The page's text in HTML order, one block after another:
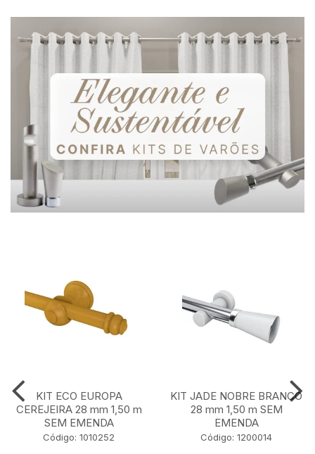
KIT ECO EUROPA
CEREJEIRA 28 mm 1,50 m
SEM EMENDA
Código: 1010252
KIT JADE NOBRE BRANCO
28 mm 1,50 m SEM
EMENDA
Código: 1200014